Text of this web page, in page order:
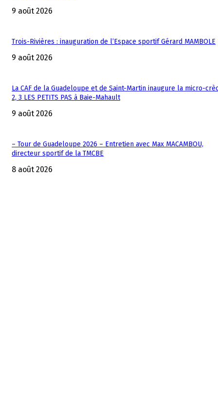
9 août 2026
Trois-Rivières : inauguration de l’Espace sportif Gérard MAMBOLE
9 août 2026
La CAF de la Guadeloupe et de Saint-Martin inaugure la micro-
2, 3 LES PETITS PAS à Baie-Mahault
9 août 2026
– Tour de Guadeloupe 2026 – Entretien avec Max MACAMBOU,
directeur sportif de la TMCBE
8 août 2026